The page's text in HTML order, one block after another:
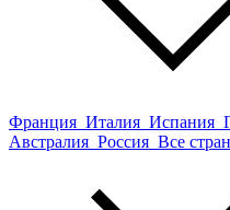
Франция Италия Испания
Австралия Россия Все